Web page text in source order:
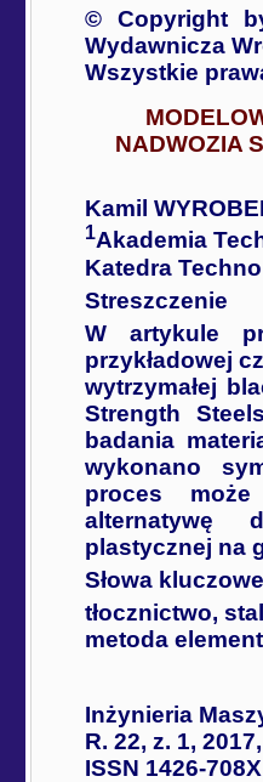
© Copyright
Wydawnicza
Wszystkie
NADWOZIA
Kamil
1Akademia
Katedra
Streszczenie
W artykule
przykładowej
wytrzymałej
Strength
badania
wykonano
proces może
alternatywę
plastycznej na
Słowa
tłocznictwo,
metoda
Inżynieria
R. 22, z. 1,
ISSN 1426-708X